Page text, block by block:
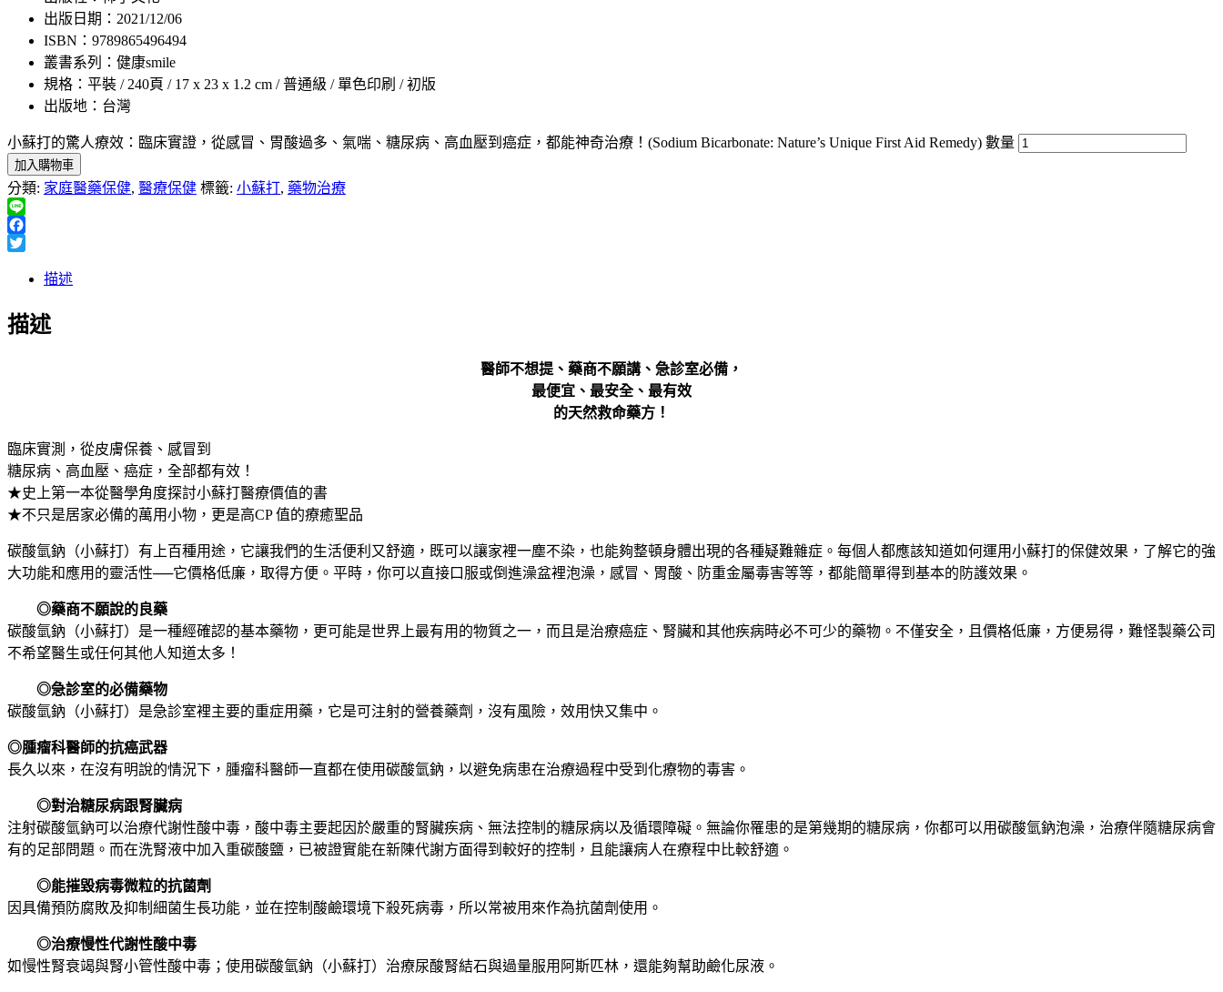
出版日期：2021/12/06
ISBN：9789865496494
叢書系列：健康smile
規格：平裝 / 240頁 / 17 x 23 x 1.2 cm / 普通級 / 單色印刷 / 初版
出版地：台灣
小蘇打的驚人療效：臨床實證，從感冒、胃酸過多、氣喘、糖尿病、高血壓到癌症，都能神奇治療！(Sodium Bicarbonate: Nature’s Unique First Aid Remedy) 數量
加入購物車
分類: 家庭醫藥保健, 醫療保健 標籤: 小蘇打, 藥物治療
Line
Facebook
描述
描述
醫師不想提、藥商不願講、急診室必備，
最便宜、最安全、最有效
的天然救命藥方！
臨床實測，從皮膚保養、感冒到
糖尿病、高血壓、癌症，全部都有效！
★史上第一本從醫學角度探討小蘇打醫療價值的書
★不只是居家必備的萬用小物，更是高CP 值的療癒聖品
碳酸氫鈉（小蘇打）有上百種用途，它讓我們的生活便利又舒適，既可以讓家裡一塵不染，也能夠整頓身體出現的各種疑難雜症。每個人都應該知道如何運用小蘇打的保健效果，了解它的強
大功能和應用的靈活性──它價格低廉，取得方便。平時，你可以直接口服或倒進澡盆裡泡澡，感冒、胃酸、防重金屬毒害等等，都能簡單得到基本的防護效果。
◎藥商不願說的良藥
碳酸氫鈉（小蘇打）是一種經確認的基本藥物，更可能是世界上最有用的物質之一，而且是治療癌症、腎臟和其他疾病時必不可少的藥物。不僅安全，且價格低廉，方便易得，難怪製藥公司
不希望醫生或任何其他人知道太多！
◎急診室的必備藥物
碳酸氫鈉（小蘇打）是急診室裡主要的重症用藥，它是可注射的營養藥劑，沒有風險，效用快又集中。
◎腫瘤科醫師的抗癌武器
長久以來，在沒有明說的情況下，腫瘤科醫師一直都在使用碳酸氫鈉，以避免病患在治療過程中受到化療物的毒害。
◎對治糖尿病跟腎臟病
注射碳酸氫鈉可以治療代謝性酸中毒，酸中毒主要起因於嚴重的腎臟疾病、無法控制的糖尿病以及循環障礙。無論你罹患的是第幾期的糖尿病，你都可以用碳酸氫鈉泡澡，治療伴隨糖尿病會
有的足部問題。而在洗腎液中加入重碳酸鹽，已被證實能在新陳代謝方面得到較好的控制，且能讓病人在療程中比較舒適。
◎能摧毀病毒微粒的抗菌劑
因具備預防腐敗及抑制細菌生長功能，並在控制酸鹼環境下殺死病毒，所以常被用來作為抗菌劑使用。
◎治療慢性代謝性酸中毒
如慢性腎衰竭與腎小管性酸中毒；使用碳酸氫鈉（小蘇打）治療尿酸腎結石與過量服用阿斯匹林，還能夠幫助鹼化尿液。